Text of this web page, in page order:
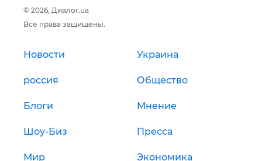
© 2026, Диалог.ua
Все права защищены.
Новости Украина
россия Общество
Блоги Мнение
Шоу-Биз Пресса
Мир Экономика